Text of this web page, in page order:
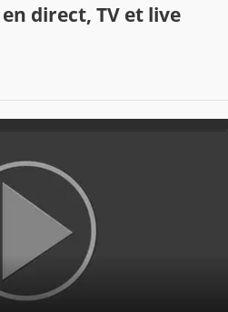
direct, TV et live